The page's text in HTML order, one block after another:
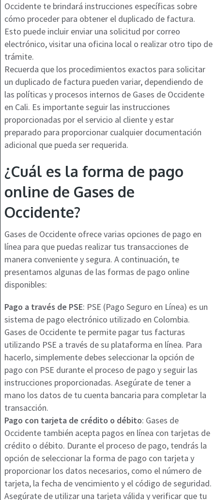
Occidente te brindará instrucciones específicas sobre
cómo proceder para obtener el duplicado de factura.
Esto puede incluir enviar una solicitud por correo
electrónico, visitar una oficina local o realizar otro tipo de
trámite.
Recuerda que los procedimientos exactos para solicitar
un duplicado de factura pueden variar, dependiendo de
las políticas y procesos internos de Gases de Occidente
en Cali. Es importante seguir las instrucciones
proporcionadas por el servicio al cliente y estar
preparado para proporcionar cualquier documentación
adicional que pueda ser requerida.
¿Cuál es la forma de pago
online de Gases de
Occidente?
Gases de Occidente ofrece varias opciones de pago en
línea para que puedas realizar tus transacciones de
manera conveniente y segura. A continuación, te
presentamos algunas de las formas de pago online
disponibles:
Pago a través de PSE: PSE (Pago Seguro en Línea) es un
sistema de pago electrónico utilizado en Colombia.
Gases de Occidente te permite pagar tus facturas
utilizando PSE a través de su plataforma en línea. Para
hacerlo, simplemente debes seleccionar la opción de
pago con PSE durante el proceso de pago y seguir las
instrucciones proporcionadas. Asegúrate de tener a
mano los datos de tu cuenta bancaria para completar la
transacción.
Pago con tarjeta de crédito o débito: Gases de
Occidente también acepta pagos en línea con tarjetas de
crédito o débito. Durante el proceso de pago, tendrás la
opción de seleccionar la forma de pago con tarjeta y
proporcionar los datos necesarios, como el número de
tarjeta, la fecha de vencimiento y el código de seguridad.
Asegúrate de utilizar una tarjeta válida y verificar que tu